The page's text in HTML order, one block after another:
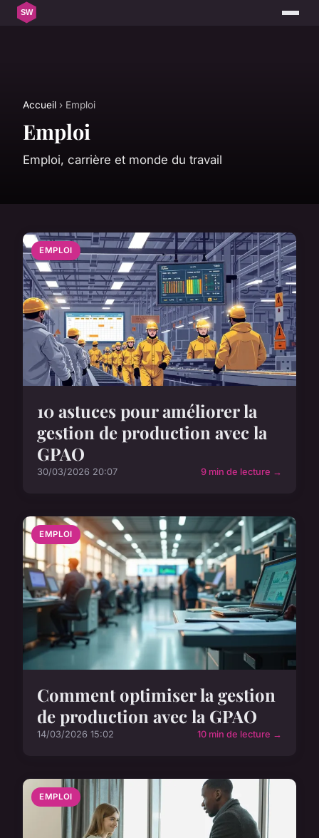
Accueil › Emploi
Emploi
Emploi, carrière et monde du travail
EMPLOI
10 astuces pour améliorer la
gestion de production avec la
GPAO
30/03/2026 20:07 9 min de lecture →
EMPLOI
Comment optimiser la gestion
de production avec la GPAO
14/03/2026 15:02 10 min de lecture →
EMPLOI